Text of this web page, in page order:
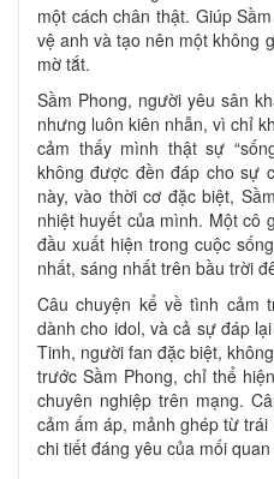
một cách chân thật. Giúp
vệ anh và tạo nên một không
mờ tắt.
Sầm Phong, người yêu sân
nhưng luôn kiên nhẫn, vì chỉ
cảm thấy mình thật sự
không được đền đáp cho sự
này, vào thời cơ đặc biệt,
nhiệt huyết của mình. Một cô
đầu xuất hiện trong cuộc
nhất, sáng nhất trên bầu trời
Câu chuyện kể về tình cảm
dành cho idol, và cả sự đáp
Tinh, người fan đặc biệt,
trước Sầm Phong, chỉ thể
chuyên nghiệp trên mạng.
cảm ấm áp, mảnh ghép từ
chi tiết đáng yêu của mối